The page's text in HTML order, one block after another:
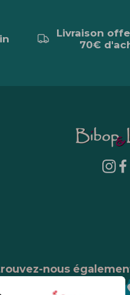
Livraison
70€
nous